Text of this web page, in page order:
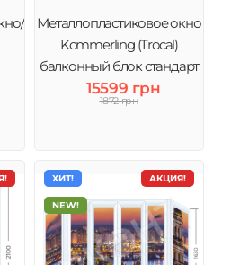
Металлопластиковое окно
Kommerling (Trocal)
балконный блок стандарт
15599 грн
1872 грн
АКЦИЯ!
ХИТ!
NEW!